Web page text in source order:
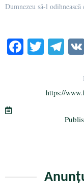
Dumnezeu să-l
Fa T
r
Te
a
m
https://